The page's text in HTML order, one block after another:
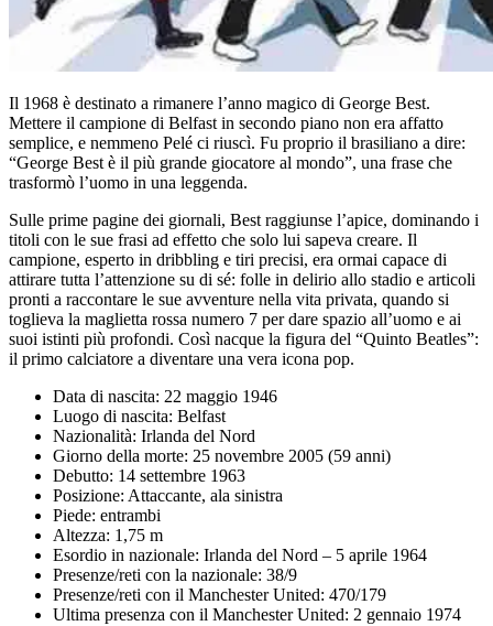
Il 1968 è destinato a rimanere l’anno magico di George Best.
Mettere il campione di Belfast in secondo piano non era affatto
semplice, e nemmeno Pelé ci riuscì. Fu proprio il brasiliano a dire:
“George Best è il più grande giocatore al mondo”, una frase che
trasformò l’uomo in una leggenda.
Sulle prime pagine dei giornali, Best raggiunse l’apice, dominando i
titoli con le sue frasi ad effetto che solo lui sapeva creare. Il
campione, esperto in dribbling e tiri precisi, era ormai capace di
attirare tutta l’attenzione su di sé: folle in delirio allo stadio e articoli
pronti a raccontare le sue avventure nella vita privata, quando si
toglieva la maglietta rossa numero 7 per dare spazio all’uomo e ai
suoi istinti più profondi. Così nacque la figura del “Quinto Beatles”:
il primo calciatore a diventare una vera icona pop.
Data di nascita: 22 maggio 1946
Luogo di nascita: Belfast
Nazionalità: Irlanda del Nord
Giorno della morte: 25 novembre 2005 (59 anni)
Debutto: 14 settembre 1963
Posizione: Attaccante, ala sinistra
Piede: entrambi
Altezza: 1,75 m
Esordio in nazionale: Irlanda del Nord – 5 aprile 1964
Presenze/reti con la nazionale: 38/9
Presenze/reti con il Manchester United: 470/179
Ultima presenza con il Manchester United: 2 gennaio 1974